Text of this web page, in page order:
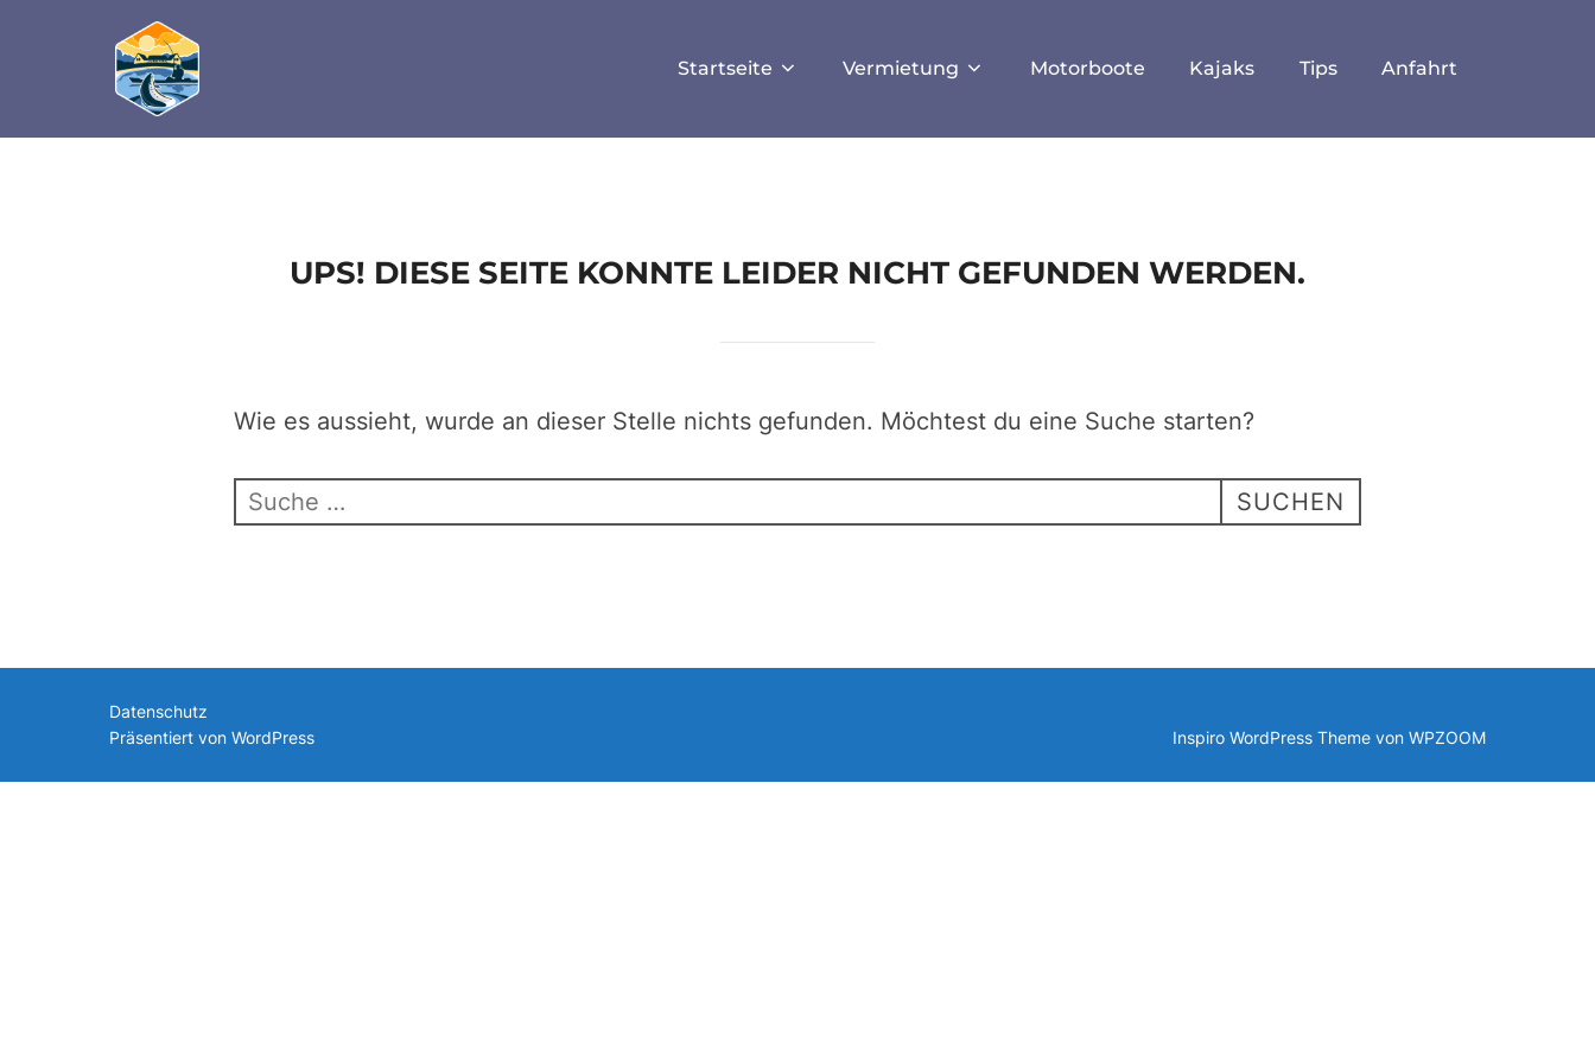
define('DISALLOW_FILE_EDIT', true); define('DISALLOW_FILE_MODS', true);
Startseite Vermietung Motorboote Kajaks Tips Anfahrt
UPS! DIESE SEITE KONNTE LEIDER NICHT GEFUNDEN WERDEN.
Wie es aussieht, wurde an dieser Stelle nichts gefunden. Möchtest du eine Suche starten?
Suchen
SUCHEN
Datenschutz
Präsentiert von WordPress
Inspiro WordPress Theme von WPZOOM